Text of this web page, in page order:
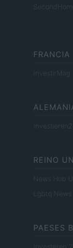
FRANCIA
InvestirMag
REINO
News Hub
Lgbtq News
PAESES
Investeren